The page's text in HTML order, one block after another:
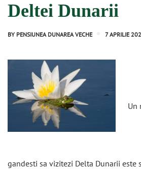
Deltei Dunarii
BY PENSIUNEA DUNAREA VECHE 7 APRILIE
Un
gandesti sa vizitezi Delta Dunarii